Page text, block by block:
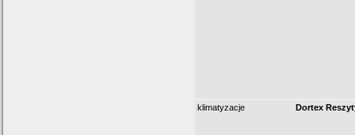
klimatyzacje Dortex